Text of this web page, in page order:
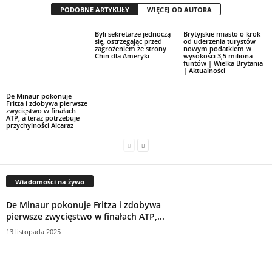
PODOBNE ARTYKUŁY WIĘCEJ OD AUTORA
De Minaur pokonuje
Fritza i zdobywa pierwsze
zwycięstwo w finałach
ATP, a teraz potrzebuje
przychylności Alcaraz
Byli sekretarze jednoczą
się, ostrzegając przed
zagrożeniem ze strony
Chin dla Ameryki
Brytyjskie miasto o krok
od uderzenia turystów
nowym podatkiem w
wysokości 3,5 miliona
funtów | Wielka Brytania
| Aktualności
Wiadomości na żywo
De Minaur pokonuje Fritza i zdobywa
pierwsze zwycięstwo w finałach ATP,...
13 listopada 2025